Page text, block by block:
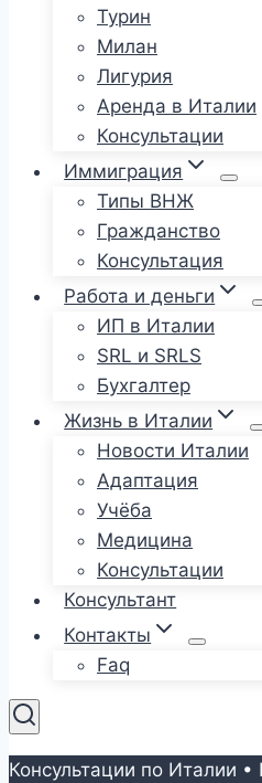
Турин
Милан
Лигурия
Аренда в Италии
Консультации
Иммиграция
Типы ВНЖ
Гражданство
Консультация
Работа и деньги
ИП в Италии
SRL и SRLS
Бухгалтер
Жизнь в Италии
Новости Италии
Адаптация
Учёба
Медицина
Консультации
Консультант
Контакты
Faq
Консультации по Италии